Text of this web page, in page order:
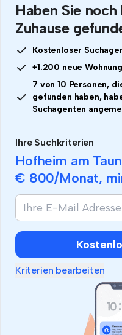
Haben Sie noch
Zuhause
Kostenloser
+1.200 neue
7 von 10 Personen,
gefunden haben,
Suchagenten
Ihre Suchkriterien
Hofheim am
€ 800/Monat,
Kriterien bearbeiten